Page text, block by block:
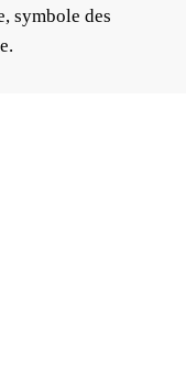
symbole des